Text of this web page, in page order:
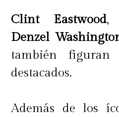
Clint Eastwood,
Denzel
también
destacados.
Además de los